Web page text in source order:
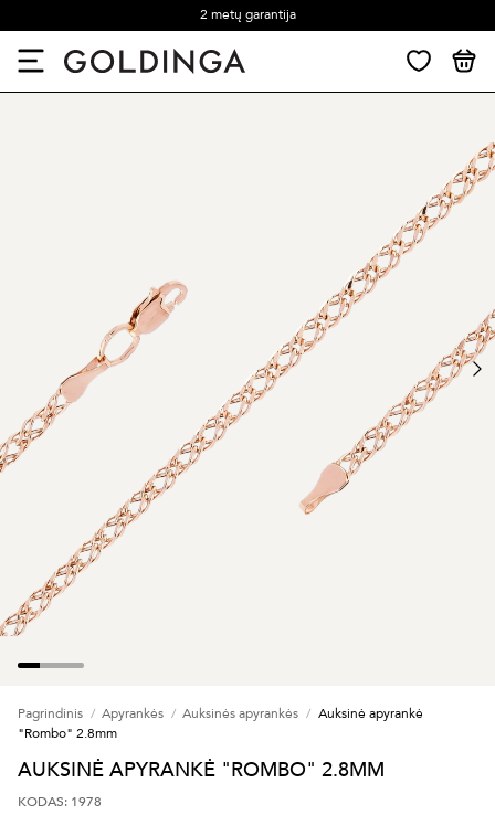
2 metų garantija
Pagrindinis Apyrankės Auksinės apyrankės
Auksinė apyrankė
"Rombo" 2.8mm
AUKSINĖ APYRANKĖ "ROMBO" 2.8MM
KODAS: 1978